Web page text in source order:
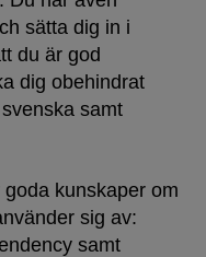
sätta dig in i
du är god
dig obehindrat
samt
kunskaper om
sig av:
samt